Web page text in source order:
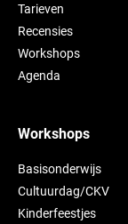
Tarieven
Recensies
Workshops
Agenda
Workshops
Basisonderwijs
Cultuurdag/CKV
Kinderfeestjes